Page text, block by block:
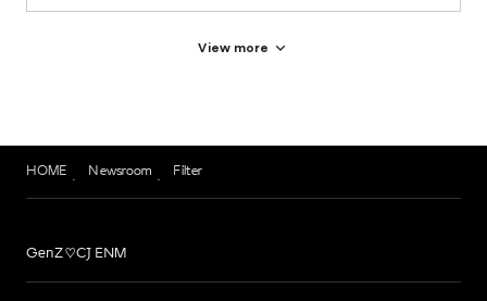
View more
HOME Newsroom Filter
GenZ♡CJ ENM